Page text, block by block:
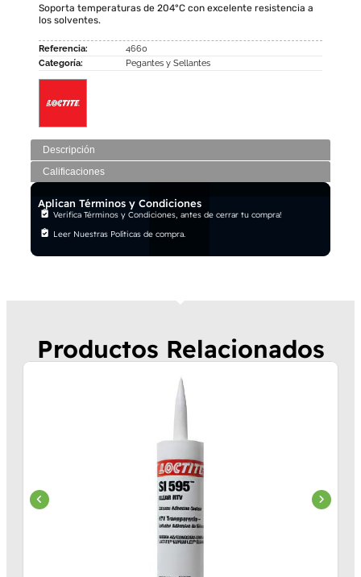
Descripción
Calificaciones
Soporta temperaturas de 204°C con excelente resistencia a
los solventes.
Referencia:
4660
Categoría:
Pegantes y Sellantes
Aplican Términos y Condiciones
Verifica Términos y Condiciones, antes de cerrar tu compra!
Leer Nuestras Políticas de compra.
Productos Relacionados